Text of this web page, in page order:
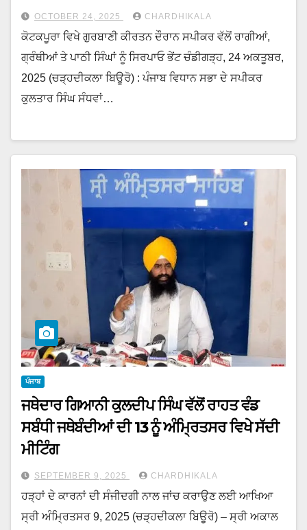
OCTOBER 24, 2025 CHARDHIKALA
ਕੋਟਕਪੂਰਾ ਵਿਖੇ ਗੁਰਬਾਣੀ ਕੀਰਤਨ ਦੌਰਾਨ ਸਪੀਕਰ ਵੱਲੋਂ ਰਾਗੀਆਂ,
ਗ੍ਰੰਥੀਆਂ ਤੇ ਪਾਠੀ ਸਿੰਘਾਂ ਨੂੰ ਸਿਰਪਾਓ ਭੇਂਟ ਚੰਡੀਗੜ੍ਹ, 24 ਅਕਤੂਬਰ,
2025 (ਚੜ੍ਹਦੀਕਲਾ ਬਿਊਰੋ) : ਪੰਜਾਬ ਵਿਧਾਨ ਸਭਾ ਦੇ ਸਪੀਕਰ
ਕੁਲਤਾਰ ਸਿੰਘ ਸੰਧਵਾਂ…
ਪੰਜਾਬ
ਜਥੇਦਾਰ ਗਿਆਨੀ ਕੁਲਦੀਪ ਸਿੰਘ ਵੱਲੋਂ ਰਾਹਤ ਵੰਡ
ਸਬੰਧੀ ਜਥੇਬੰਦੀਆਂ ਦੀ 13 ਨੂੰ ਅੰਮ੍ਰਿਤਸਰ ਵਿਖੇ ਸੱਦੀ
ਮੀਟਿੰਗ
SEPTEMBER 9, 2025 CHARDHIKALA
ਹੜ੍ਹਾਂ ਦੇ ਕਾਰਨਾਂ ਦੀ ਸੰਜੀਦਗੀ ਨਾਲ ਜਾਂਚ ਕਰਾਉਣ ਲਈ ਆਖਿਆ
ਸ੍ਰੀ ਅੰਮ੍ਰਿਤਸਰ 9, 2025 (ਚੜ੍ਹਦੀਕਲਾ ਬਿਊਰੋ) – ਸ੍ਰੀ ਅਕਾਲ